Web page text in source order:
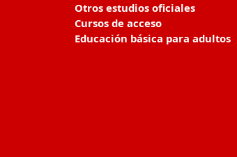
Otros estudios oficiales
Cursos de acceso
Educación básica para adultos